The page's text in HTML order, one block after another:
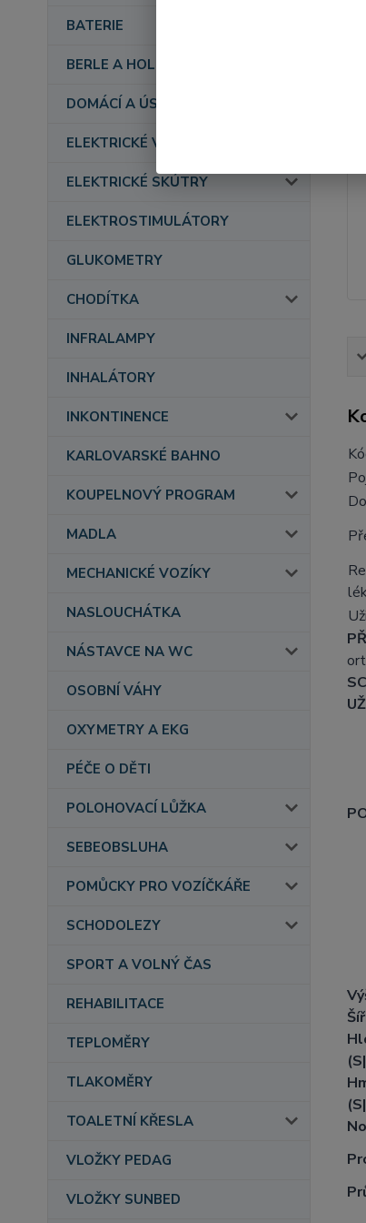
BATERIE
BERLE A HOLE
DOMÁCÍ A ÚSTAVNÍ PÉČE
ELEKTRICKÉ VOZÍKY
ELEKTRICKÉ SKÚTRY
ELEKTROSTIMULÁTORY
GLUKOMETRY
CHODÍTKA
INFRALAMPY
INHALÁTORY
INKONTINENCE
KARLOVARSKÉ BAHNO
KOUPELNOVÝ PROGRAM
MADLA
MECHANICKÉ VOZÍKY
NASLOUCHÁTKA
NÁSTAVCE NA WC
OSOBNÍ VÁHY
OXYMETRY A EKG
PÉČE O DĚTI
POLOHOVACÍ LŮŽKA
SEBEOBSLUHA
POMŮCKY PRO VOZÍČKÁŘE
SCHODOLEZY
SPORT A VOLNÝ ČAS
REHABILITACE
TEPLOMĚRY
TLAKOMĚRY
TOALETNÍ KŘESLA
VLOŽKY PEDAG
VLOŽKY SUNBED